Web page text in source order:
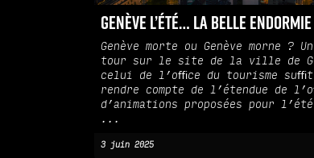
Genève l’été… la belle endormie
Genève morte ou Genève morne ?
tour sur le site de la ville de
celui de l’oﬃce du tourisme
rendre compte de l’étendue de
d’animations proposées pour
...
3 juin 2025